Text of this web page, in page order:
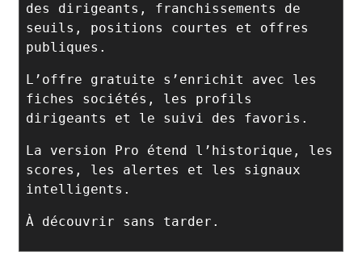
des dirigeants, franchissements de
seuils, positions courtes et offres
publiques.
L’offre gratuite s’enrichit avec les
fiches sociétés, les profils
dirigeants et le suivi des favoris.
La version Pro étend l’historique, les
scores, les alertes et les signaux
intelligents.
À découvrir sans tarder.